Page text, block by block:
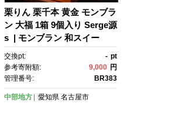
栗りん 栗千本 黄金 モンブラ
ン 大福 1箱 9個入り Serge源
s | モンブラン 和スイー
ツ 洋菓子 栗 大福 黄金色 上
品 高級感 おしゃれ ギフ
ト プレゼント 贈り物 手土
交換pt: - pt
参考寄附額:
9,000 円
管理番号:
BR383
中部地方 愛知県 名古屋市